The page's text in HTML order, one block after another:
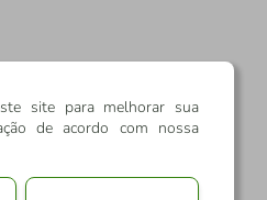
site para melhorar sua
de acordo com nossa